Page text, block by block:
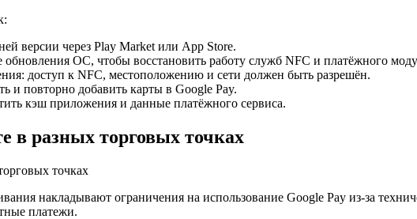
версии через Play Market или App Store.
обновления ОС, чтобы восстановить работу служб NFC и платёжного
доступ к NFC, местоположению и сети должен быть разрешён.
и повторно добавить карты в Google Pay.
кэш приложения и данные платёжного сервиса.
в разных торговых точках
накладывают ограничения на использование Google Pay из-за
платежи.